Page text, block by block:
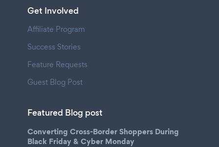
Get Involved
Affiliate Program
Success Stories
Feature Requests
Guest Blog Post
Featured Blog post
Converting Cross-Border Shoppers During
Black Friday & Cyber Monday